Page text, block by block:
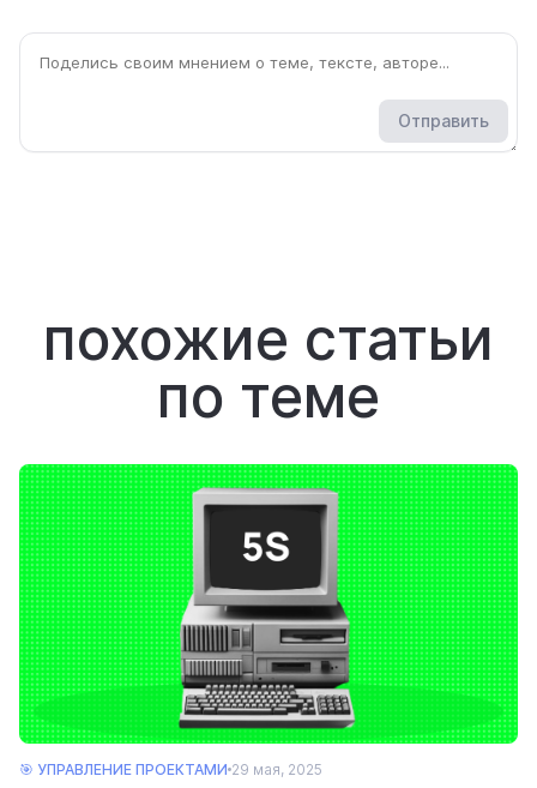
Отправить
похожие статьи
по теме
🎯 УПРАВЛЕНИЕ ПРОЕКТАМИ 29 мая, 2025